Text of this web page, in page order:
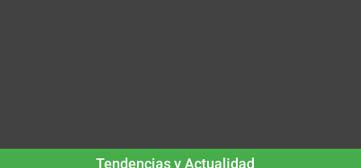
Tendencias y Actualidad